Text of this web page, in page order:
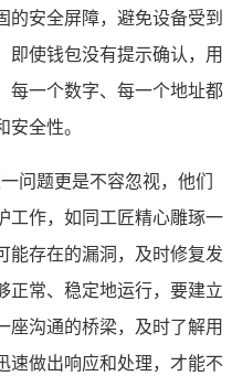
的安全屏障，避免设备受到
即使钱包没有提示确认，用
每一个数字、每一个地址都
全性。
问题更是不容忽视，他们
工作，如同工匠精心雕琢一
能存在的漏洞，及时修复发
正常、稳定地运行，要建立
座沟通的桥梁，及时了解用
速做出响应和处理，才能不